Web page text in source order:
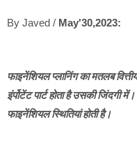
By Javed / May'30,2023:
फाइनेंशियल प्लानिंग का मतलब
इंर्पोटेंट पार्ट होता है उसकी जिंदगी
फाइनेंशियल स्थितियां होती है।